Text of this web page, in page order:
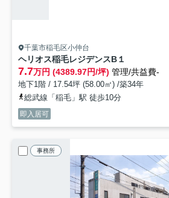
千葉市稲毛区小仲台
ヘリオス稲毛レジデンスB１
7.7万円 (4389.97円/坪) 管理/共益費-
地下1階 / 17.54坪 (58.00㎡) /築34年
総武線「稲毛」駅 徒歩10分
即入居可
事務所